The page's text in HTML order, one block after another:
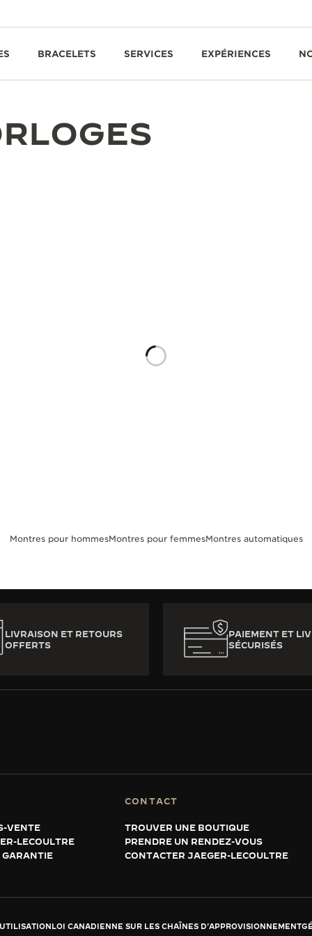
BRACELETS SERVICES EXPÉRIENCES
Montres pour hommesMontres pour femmesMontres automatiques
LIVRAISON ET RETOURS
OFFERTS
PAIEMENT ET
SÉCURISÉS
VENTE
LECOULTRE
GARANTIE
CONTACT
TROUVER UNE BOUTIQUE
PRENDRE UN RENDEZ-VOUS
CONTACTER JAEGER-LECOULTRE
LOI CANADIENNE SUR LES CHAÎNES D'APPROVISIONNEMENT